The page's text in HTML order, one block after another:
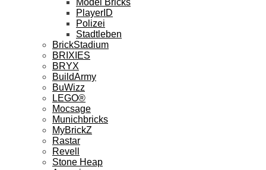
Model Bricks
PlayerID
Polizei
Stadtleben
BrickStadium
BRIXIES
BRYX
BuildArmy
BuWizz
LEGO®
Mocsage
Munichbricks
MyBrickZ
Rastar
Revell
Stone Heap